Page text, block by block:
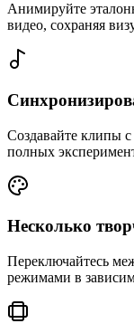
Анимируйте
видео, сохраняя
Создавайте клипы
полных
Несколько
Переключайтесь
режимами в